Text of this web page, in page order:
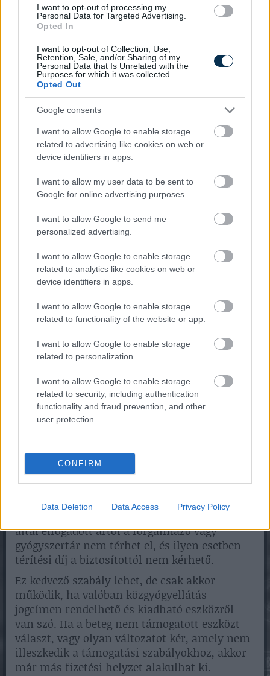
I want to opt-out of processing my
Personal Data for Targeted Advertising.
Opted In
I want to opt-out of Collection, Use,
Retention, Sale, and/or Sharing of my
Personal Data that Is Unrelated with the
Purposes for which it was collected.
Opted Out
Google consents
I want to allow Google to enable storage
related to advertising like cookies on web or
device identifiers in apps.
I want to allow my user data to be sent to
Google for online advertising purposes.
I want to allow Google to send me
personalized advertising.
I want to allow Google to enable storage
related to analytics like cookies on web or
device identifiers in apps.
I want to allow Google to enable storage
related to functionality of the website or app.
I want to allow Google to enable storage
related to personalization.
I want to allow Google to enable storage
related to security, including authentication
functionality and fraud prevention, and other
user protection.
CONFIRM
Data Deletion Data Access Privacy Policy
az alapelv érvényesül: nem minden eszköz
vehető igénybe közgyógyra.
A NEAK tájékoztatása szerint a közgyógyellátás
keretében rendelhető gyógyászati
segédeszközök körét a NEAK a tb-támogatás
megállapítására irányuló hatósági eljárás
során határozza meg, és tájékoztató jelleggel
Ez azt jelenti, hogy ha valaki kinéz magának
egy eszközt, például egy kényelmesebb,
korszerűbb vagy drágább típust, az még nem
jelenti automatikusan, hogy azt közgyógyra is
megkaphatja. A rendelhetőség, a támogatási
kategória, az orvosi indikáció, a kihordási idő,
az eszköz típusa és a NEAK által elfogadott ár
gyógyászati segédeszközöknélráadásul
különösen fontos, hogy a beteg ne utólag
kell tisztázni, hogy az adott eszköz
rendelhető-e, milyen jogcímen, milyen
dokumentummal, milyen forgalmazónál, és
kell-e hozzá szakorvosi javaslat.
A segédeszközöknél más
lehet a fizetési logika
kulcskérdés. A gyógyászati segédeszközöknél
viszont más szabályok is érvényesülhetnek. A
NEAK tájékoztatója szerint közgyógyellátás
jogcímén kiváltott gyógyászati segédeszközök
esetén a közfinanszírozás alapjául a NEAK
által elfogadott ártól a forgalmazó vagy
gyógyszertár nem térhet el, és ilyen esetben
térítési díj a biztosítottól nem kérhető.
Ez kedvező szabály lehet, de csak akkor
működik, ha valóban közgyógyellátás
jogcímen rendelhető és kiadható eszközről
van szó. Ha a beteg nem támogatott eszközt
választ, vagy olyan változatot kér, amely nem
illeszkedik a támogatási szabályokhoz, akkor
már más fizetési helyzet alakulhat ki.